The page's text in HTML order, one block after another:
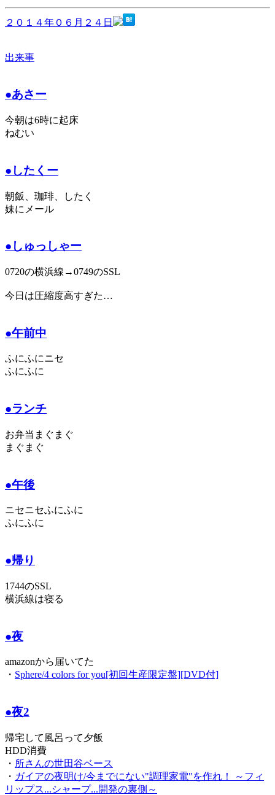
２０１４年０６月２４日
出来事
●あさー
今朝は6時に起床
ねむい
●したくー
朝飯、珈琲、したく
妹にメール
●しゅっしゃー
0720の横浜線→0749のSSL
今日は圧縮度高すぎた…
●午前中
ふにふにニセ
ふにふに
●ランチ
お弁当まぐまぐ
まぐまぐ
●午後
ニセニセふにふに
ふにふに
●帰り
1744のSSL
横浜線は寝る
●夜
amazonから届いてた
・ Sphere/4 colors for you[初回生産限定盤][DVD付]
●夜2
帰宅して風呂って夕飯
HDD消費
・ 所さんの世田谷ベース
・ ガイアの夜明け/今までにない"調理家電"を作れ！ ～フィ
リップス...シャープ...開発の裏側～